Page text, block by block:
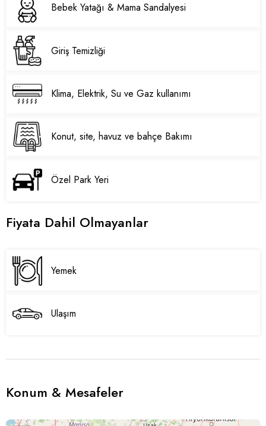
Bebek Yatağı & Mama Sandalyesi
Giriş Temizliği
Klima, Elektrik, Su ve Gaz kullanımı
Konut, site, havuz ve bahçe Bakımı
Özel Park Yeri
Fiyata Dahil Olmayanlar
Yemek
Ulaşım
Konum & Mesafeler